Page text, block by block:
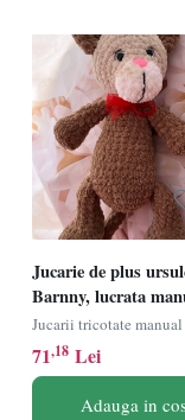
Jucarie de plus
Barnny, lucrata
handmade, textil,
30 cm
Jucarii tricotate manual
71,18 Lei
Adauga in cos